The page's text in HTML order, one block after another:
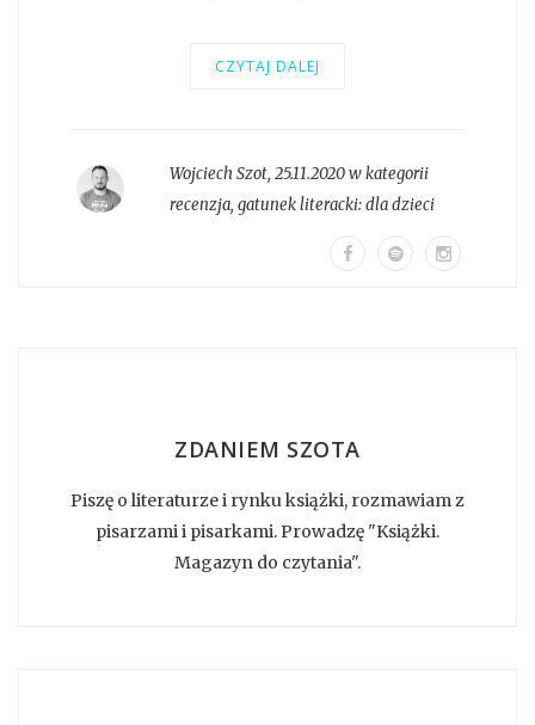
CZYTAJ DALEJ
Wojciech Szot, 25.11.2020 w kategorii
recenzja, gatunek literacki:dla dzieci
ZDANIEM SZOTA
Piszę o literaturze i rynku książki, rozmawiam z
pisarzami i pisarkami. Prowadzę "Książki.
Magazyn do czytania".